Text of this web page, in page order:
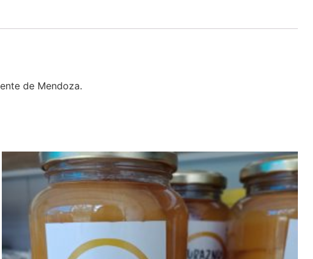
de Mendoza.